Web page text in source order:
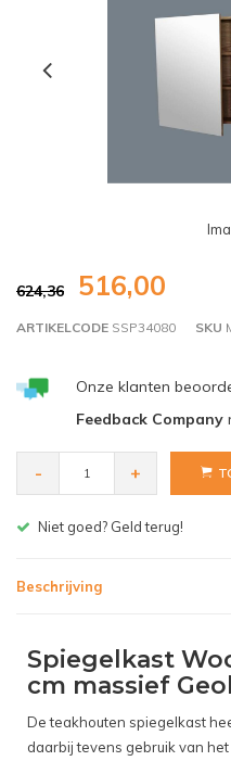
624,36 516,00
ARTIKELCODE SSP34080 SKU
Onze klanten
Feedback Company
- +
Gratis bezorgen v.a. € 150,-
Beschrijving
Spiegelkast
cm massief
De teakhouten spiegelkast
daarbij tevens gebruik van